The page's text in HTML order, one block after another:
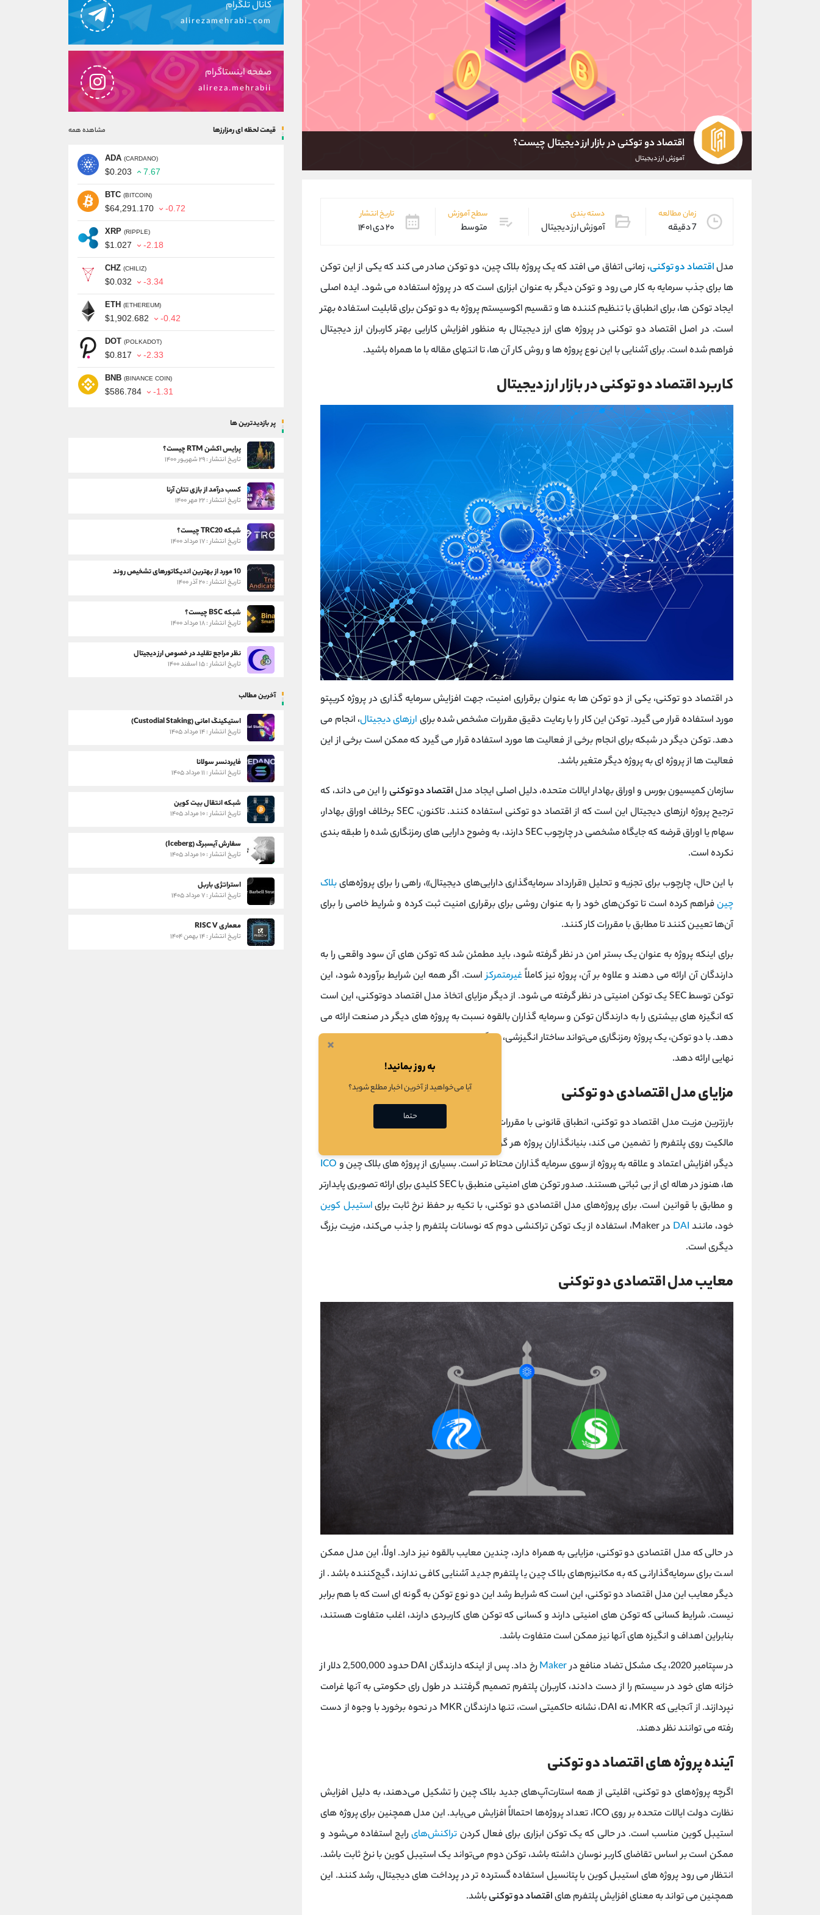
اقتصاد دو توکنی در بازار ارز دیجیتال چیست؟
آموزش ارز دیجیتال
زمان مطالعه
7 دقیقه
دسته بندی
آموزش ارز دیجیتال
سطح آموزش
متوسط
تاریخ انتشار
۲۰ دی ۱۴۰۱
مدلاقتصاد دو توکنی، زمانی اتفاق می افتد که یک پروژه بلاک چین، دو توکن صادر می کند که یکی از این توکن
ها برای جذب سرمایه به کار می رود و توکن دیگر به عنوان ابزاری است که در پروژه استفاده می شود. ایده اصلی
ایجاد توکن ها، برای انطباق با تنظیم کننده ها و تقسیم اکوسیستم پروژه به دو توکن برای قابلیت استفاده بهتر
است. در اصل اقتصاد دو توکنی در پروژه های ارز دیجیتال به منظور افزایش کارایی بهتر کاربران ارز دیجیتال
فراهم شده است. برای آشنایی با این نوع پروژه ها و روش کار آن ها، تا انتهای مقاله با ما همراه باشید.
کاربرد اقتصاد دو توکنی در بازار ارز دیجیتال
در اقتصاد دو توکنی، یکی از دو توکن ها به عنوان برقراری امنیت، جهت افزایش سرمایه گذاری در پروژه کریپتو
مورد استفاده قرار می گیرد. توکن این کار را با رعایت دقیق مقررات مشخص شده برای ارزهای دیجیتال، انجام می
دهد. توکن دیگر در شبکه برای انجام برخی از فعالیت ها مورد استفاده قرار می گیرد که ممکن است برخی از این
فعالیت ها از پروژه ای به پروژه دیگر متغیر باشد.
سازمان کمیسیون بورس و اوراق بهادار ایالات متحده، دلیل اصلی ایجاد مدلاقتصاد دو توکنی را این می داند، که
ترجیح پروژه ارزهای دیجیتال این است که از اقتصاد دو توکنی استفاده کنند. تاکنون، SEC برخلاف اوراق بهادار،
سهام یا اوراق قرضه که جایگاه مشخصی در چارچوب SEC دارند، به وضوح دارایی های رمزنگاری شده را طبقه بندی
نکرده است.
با این حال، چارچوب برای تجزیه و تحلیل «قرارداد سرمایه‌گذاری دارایی‌های دیجیتال»، راهی را برای پروژه‌هایبلاک
چینفراهم کرده است تا توکن‌های خود را به عنوان روشی برای برقراری امنیت ثبت کرده و شرایط خاصی را برای
آن‌ها تعیین کنند تا مطابق با مقررات کار کنند.
برای اینکه پروژه به عنوان یک بستر امن در نظر گرفته شود، باید مطمئن شد که توکن های آن سود واقعی را به
دارندگان آن ارائه می دهند و علاوه بر آن، پروژه نیز کاملاً غیرمتمرکزاست. اگر همه این شرایط برآورده شود، این
توکن توسط SEC یک توکن امنیتی در نظر گرفته می شود. از دیگر مزایای اتخاذ مدل اقتصاد دوتوکنی، این است
که انگیزه های بیشتری را به دارندگان توکن و سرمایه گذاران بالقوه نسبت به پروژه های دیگر در صنعت ارائه می
دهد. با دو توکن، یک پروژه رمزنگاری می‌تواند ساختار انگیزشی، ویژگی‌ها، ارتقاء و عملکردهای بهتری را به کاربران
نهایی ارائه دهد.
مزایای مدل اقتصادی دو توکنی
بارزترین مزیت مدل اقتصاد دو توکنی، انطباق قانونی با مقررات SEC است. با صدور یک توکن امنیتی که حقوق
مالکیت روی پلتفرم را تضمین می کند، بنیانگذاران پروژه هر گونه ریسک نظارتی را به حداقل می رسانند. مزیت
دیگر، افزایش اعتماد و علاقه به پروژه از سوی سرمایه گذاران محتاط تر است. بسیاری از پروژه های بلاک چین و ICO
ها، هنوز در هاله ای از بی ثباتی هستند. صدور توکن های امنیتی منطبق با SEC کلیدی برای ارائه تصویری پایدارتر
و مطابق با قوانین است. برای پروژه‌های مدل اقتصادی دو توکنی، با تکیه بر حفظ نرخ ثابت برایاستیبل کوین
خود، مانند DAI
در Maker، استفاده از یک توکن تراکنشی دوم که نوسانات پلتفرم را جذب می‌کند، مزیت بزرگ
دیگری است.
معایب مدل اقتصادی دو توکنی
در حالی که مدل اقتصادی دو توکنی، مزایایی به همراه دارد، چندین معایب بالقوه نیز دارد. اولاً، این مدل ممکن
است برای سرمایه‌گذارانی که به مکانیزم‌های بلاک چین یا پلتفرم جدید آشنایی کافی ندارند، گیج‌کننده باشد. از
دیگر معایب این مدل اقتصاد دو توکنی، این است که شرایط رشد این دو نوع توکن به گونه ای است که با هم برابر
نیست. شرایط کسانی که توکن های امنیتی دارند و کسانی که توکن های کاربردی دارند، اغلب متفاوت هستند،
بنابراین اهداف و انگیزه های آنها نیز ممکن است متفاوت باشد.
در سپتامبر 2020، یک مشکل تضاد منافع در
Maker
رخ داد. پس از اینکه دارندگان DAI حدود 2,500,000 دلار از
خزانه های خود در سیستم را از دست دادند، کاربران پلتفرم تصمیم گرفتند در طول رای حکومتی به آنها غرامت
نپردازند. از آنجایی که MKR، نه DAI، نشانه حاکمیتی است، تنها دارندگان MKR در نحوه برخورد با وجوه از دست
رفته می توانند نظر دهند.
آینده پروژه های اقتصاد دو توکنی
اگرچه پروژه‌های دو توکنی، اقلیتی از همه استارت‌آپ‌های جدید بلاک چین را تشکیل می‌دهند، به دلیل افزایش
نظارت دولت ایالات متحده بر روی ICO، تعداد پروژه‌ها احتمالاً افزایش می‌یابد. این مدل همچنین برای پروژه های
استیبل کوین مناسب است. در حالی که یک توکن ابزاری برای فعال کردن تراکنش‌هایرایج استفاده می‌شود و
ممکن است بر اساس تقاضای کاربر نوسان داشته باشد، توکن دوم می‌تواند یک استیبل کوین با نرخ ثابت باشد.
انتظار می رود پروژه های استیبل کوین با پتانسیل استفاده گسترده تر در پرداخت های دیجیتال، رشد کنند. این
همچنین می تواند به معنای افزایش پلتفرم هایاقتصاد دو توکنیباشد.
کانال تلگرام
alirezamehrabi_com
صفحه اینستاگرام
alireza.mehrabii
قیمت لحظه ای رمزارزها مشاهده همه
ADA (CARDANO)
$0.203 7.67
BTC (BITCOIN)
$64,291.170 -0.72
XRP (RIPPLE)
$1.027 -2.18
CHZ (CHILIZ)
$0.032 -3.34
ETH (ETHEREUM)
$1,902.682 -0.42
DOT (POLKADOT)
$0.817 -2.33
BNB (BINANCE COIN)
$586.784 -1.31
پر بازدیدترین ها
پرایس اکشن RTM چیست؟
تاریخ انتشار : ۲۹ شهریور ۱۴۰۰
کسب درآمد از بازی تتان آرنا
تاریخ انتشار : ۲۲ مهر ۱۴۰۰
شبکه TRC20 چیست؟
تاریخ انتشار : ۱۷ مرداد ۱۴۰۰
10 مورد از بهترین اندیکاتورهای تشخیص روند
تاریخ انتشار : ۲۰ آذر ۱۴۰۰
شبکه BSC چیست؟
تاریخ انتشار : ۱۸ مرداد ۱۴۰۰
نظر مراجع تقلید در خصوص ارز دیجیتال
تاریخ انتشار : ۱۵ اسفند ۱۴۰۰
آخرین مطالب
استیکینگ امانی (Custodial Staking)
تاریخ انتشار : ۱۴ مرداد ۱۴۰۵
فایردنسر سولانا
تاریخ انتشار : ۱۱ مرداد ۱۴۰۵
شبکه انتقال بیت کوین
تاریخ انتشار : ۱۰ مرداد ۱۴۰۵
سفارش آیسبرگ (Iceberg)
تاریخ انتشار : ۱۰ مرداد ۱۴۰۵
استراتژی باربل
تاریخ انتشار : ۷ مرداد ۱۴۰۵
معماری RISC V
تاریخ انتشار : ۱۴ بهمن ۱۴۰۴
×
به روز بمانید!
آیا می‌خواهید از آخرین اخبار مطلع شوید؟
حتما